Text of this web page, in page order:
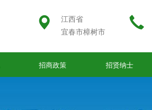
江西省
宜春市樟树市
招商政策 招贤纳士